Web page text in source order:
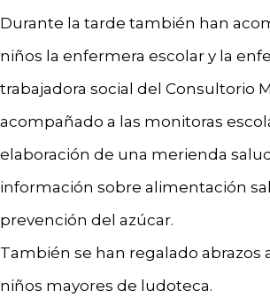
Durante la tarde también han
niños la enfermera escolar y la
trabajadora social del Consultorio
acompañado a las monitoras
elaboración de una merienda
información sobre alimentación
prevención del azúcar.
También se han regalado abrazos
niños mayores de ludoteca.